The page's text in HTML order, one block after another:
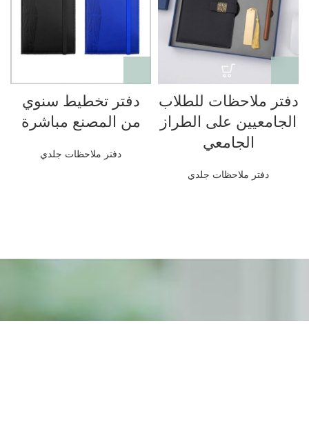
دفتر ملاحظات للطلاب
الجامعيين على الطراز
الجامعي
دفتر ملاحظات جلدي
دفتر تخطيط سنوي
من المصنع مباشرة
دفتر ملاحظات جلدي